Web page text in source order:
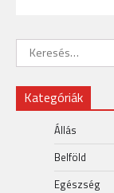
Keresés:
Kategóriák
Állás
Belföld
Egészség